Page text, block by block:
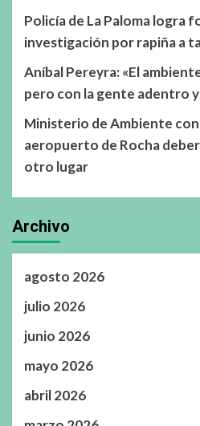
Policía de La Paloma logra
investigación por rapiña a
Aníbal Pereyra: «El
pero con la gente adentro
Ministerio de Ambiente
aeropuerto de Rocha
otro lugar
Archivo
agosto 2026
julio 2026
junio 2026
mayo 2026
abril 2026